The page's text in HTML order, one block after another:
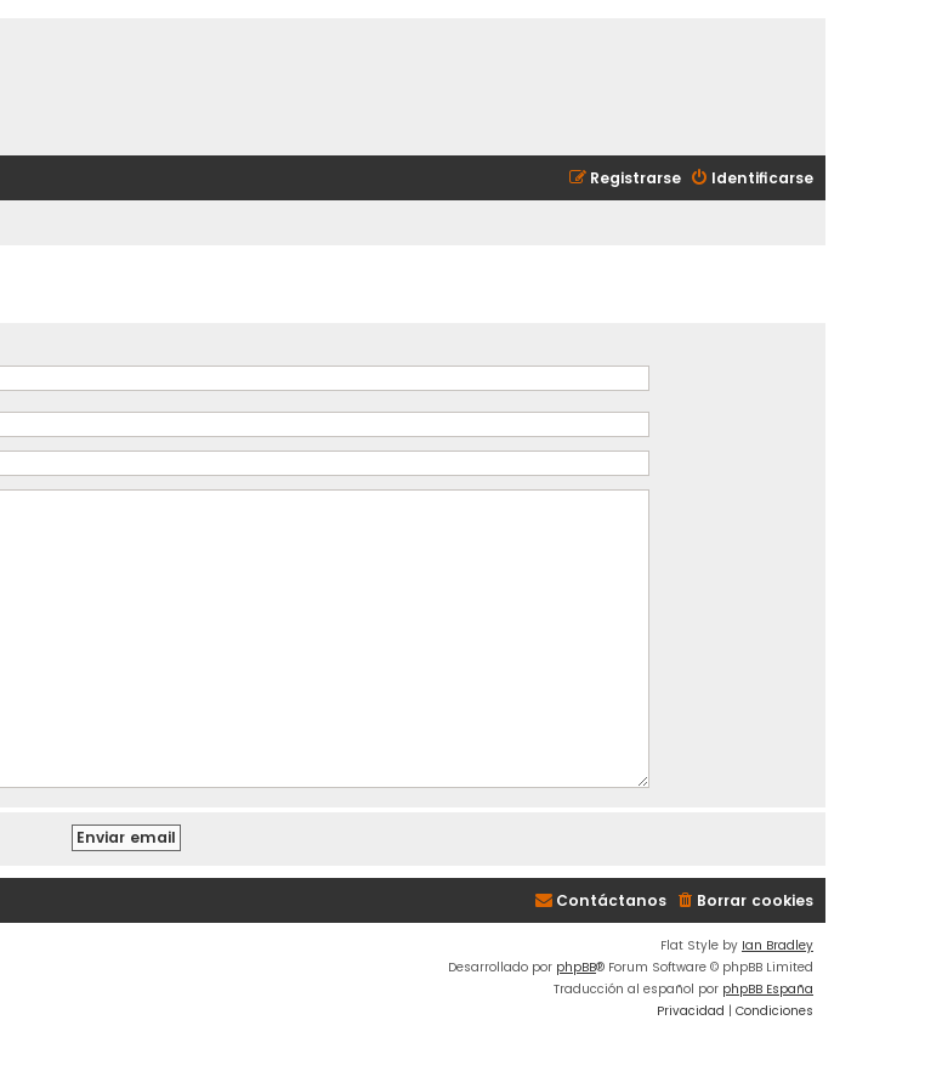
Identificarse
Registrarse
Borrar cookies
Contáctanos
Flat Style by Ian Bradley
Desarrollado por phpBB® Forum Software © phpBB Limited
Traducción al español por phpBB España
Privacidad | Condiciones